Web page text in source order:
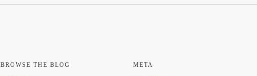
BROWSE THE BLOG META